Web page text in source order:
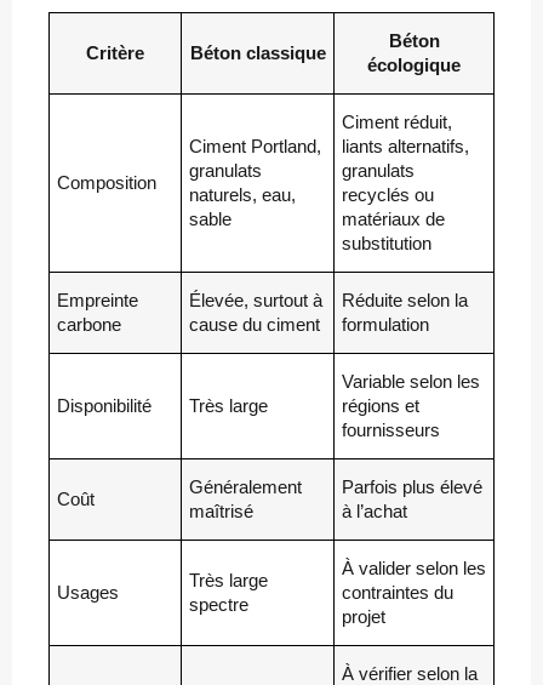
Critère Béton classique
Béton
écologique
Composition
Ciment Portland,
granulats
naturels, eau,
sable
Ciment réduit,
liants alternatifs,
granulats
recyclés ou
matériaux de
substitution
Empreinte
carbone
Élevée, surtout à
cause du ciment
Réduite selon la
formulation
Disponibilité Très large
Variable selon les
régions et
fournisseurs
Coût
Généralement
maîtrisé
Parfois plus élevé
à l’achat
Usages
Très large
spectre
À valider selon les
contraintes du
projet
À vérifier selon la